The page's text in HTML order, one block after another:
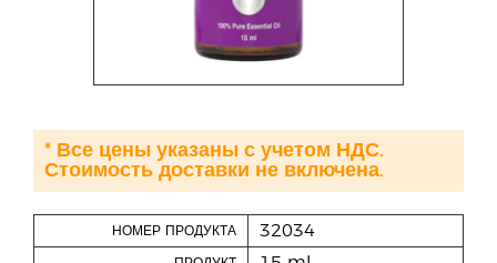
НОМЕР ПРОДУКТА 32034
* Все цены указаны с учетом НДС.
Стоимость доставки не включена.